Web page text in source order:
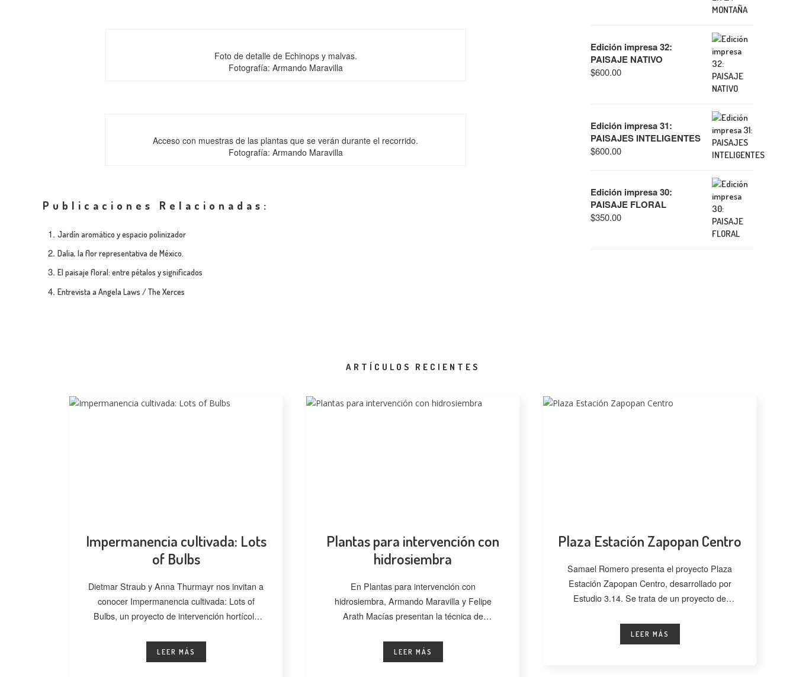
Foto de detalle de Echinops y malvas.
Fotografía: Armando Maravilla
Acceso con muestras de las plantas que se verán durante el recorrido.
Fotografía: Armando Maravilla
Publicaciones Relacionadas:
Jardín aromático y espacio polinizador
Dalia, la flor representativa de México.
El paisaje floral: entre pétalos y significados
Entrevista a Angela Laws / The Xerces
Edición impresa 32:
PAISAJE NATIVO
$600.00
Edición impresa 31:
PAISAJES INTELIGENTES
$600.00
Edición impresa 30:
PAISAJE FLORAL
$350.00
ARTÍCULOS RECIENTES
Impermanencia cultivada: Lots
of Bulbs
Dietmar Straub y Anna Thurmayr nos invitan a
conocer Impermanencia cultivada: Lots of
Bulbs, un proyecto de intervención hortícola
LEER MÁS
Plantas para intervención con
hidrosiembra
En Plantas para intervención con
hidrosiembra, Armando Maravilla y Felipe
Arath Macías presentan la técnica de
LEER MÁS
Plaza Estación Zapopan Centro
Samael Romero presenta el proyecto Plaza
Estación Zapopan Centro, desarrollado por
Estudio 3.14. Se trata de un proyecto de
LEER MÁS